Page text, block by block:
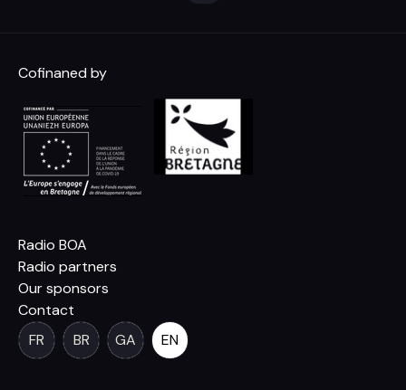
Cofinaned by
Radio BOA
Radio partners
Our sponsors
Contact
FR
BR GA EN